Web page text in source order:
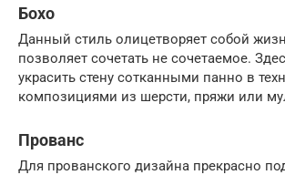
Бохо
Данный стиль олицетворяет собой
позволяет сочетать не сочетаемое.
украсить стену сотканными панно в
композициями из шерсти, пряжи или
Прованс
Для прованского дизайна прекрасно